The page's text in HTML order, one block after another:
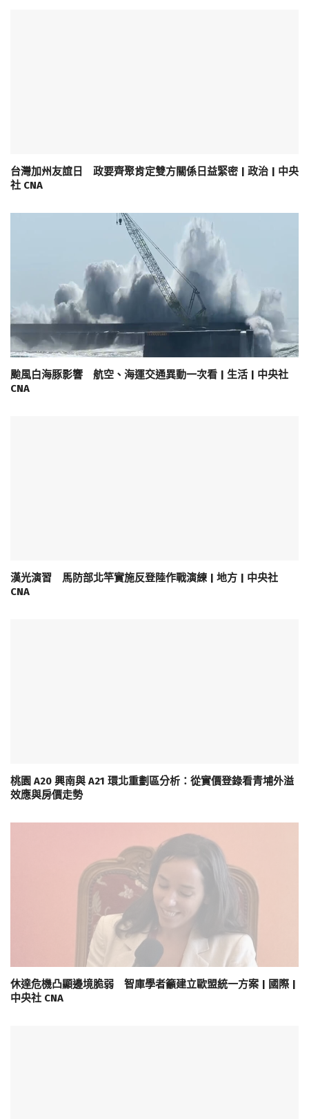
台灣加州友誼日 政要齊聚肯定雙方關係日益緊密 | 政治 | 中央
社 CNA
颱風白海豚影響 航空、海運交通異動一次看 | 生活 | 中央社
CNA
漢光演習 馬防部北竿實施反登陸作戰演練 | 地方 | 中央社
CNA
桃園 A20 興南與 A21 環北重劃區分析：從實價登錄看青埔外溢
效應與房價走勢
休達危機凸顯邊境脆弱 智庫學者籲建立歐盟統一方案 | 國際 |
中央社 CNA